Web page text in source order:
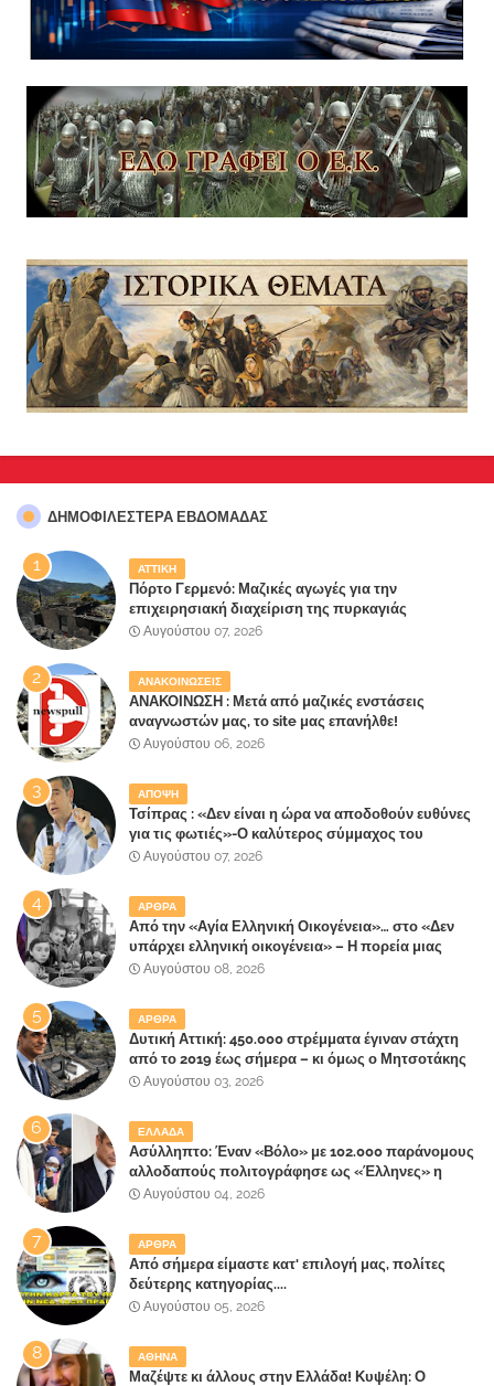
ΔΗΜΟΦΙΛΈΣΤΕΡΑ ΕΒΔΟΜΆΔΑΣ
ΑΤΤΙΚΗ
Πόρτο Γερμενό: Μαζικές αγωγές για την
επιχειρησιακή διαχείριση της πυρκαγιάς
ετοιμάζουν οι κάτοικοι!
Αυγούστου 07, 2026
ΑΝΑΚΟΙΝΩΣΕΙΣ
ΑΝΑΚΟΙΝΩΣΗ : Μετά από μαζικές ενστάσεις
αναγνωστών μας, το site μας επανήλθε!
Αυγούστου 06, 2026
ΑΠΟΨΗ
Τσίπρας : «Δεν είναι η ώρα να αποδοθούν ευθύνες
για τις φωτιές»-Ο καλύτερος σύμμαχος του
Μητσοτάκη
Αυγούστου 07, 2026
ΑΡΘΡΑ
Από την «Αγία Ελληνική Οικογένεια»… στο «Δεν
υπάρχει ελληνική οικογένεια» – Η πορεία μιας
κοινωνίας που κινδυνεύει να ξεχάσει ποια είναι
Αυγούστου 08, 2026
ΑΡΘΡΑ
Δυτική Αττική: 450.000 στρέμματα έγιναν στάχτη
από το 2019 έως σήμερα – κι όμως ο Μητσοτάκης
έλαβε 40% και 45% στις εκλογές του 2023,ενώ 50%
Αυγούστου 03, 2026
ΕΛΛΑΔΑ
Ασύλληπτο: Έναν «Βόλο» με 102.000 παράνομους
αλλοδαπούς πολιτογράφησε ως «Έλληνες» η
κυβέρνηση!
Αυγούστου 04, 2026
ΑΡΘΡΑ
Από σήμερα είμαστε κατ' επιλογή μας, πολίτες
δεύτερης κατηγορίας....
Αυγούστου 05, 2026
ΑΘΗΝΑ
Μαζέψτε κι άλλους στην Ελλάδα! Κυψέλη: Ο